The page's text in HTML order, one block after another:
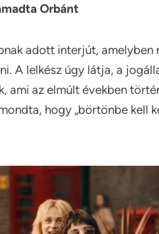
Orbánt
adott interjút,
A lelkész úgy látja, a
ami az elmúlt években
hogy „börtönbe kell